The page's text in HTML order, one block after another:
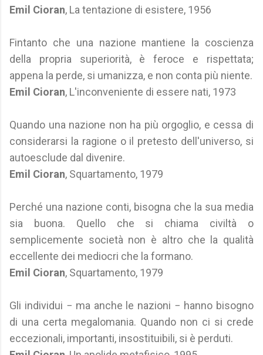
Emil Cioran, La tentazione di esistere, 1956
Fintanto che una nazione mantiene la coscienza
della propria superiorità, è feroce e rispettata;
appena la perde, si umanizza, e non conta più niente.
Emil Cioran, L'inconveniente di essere nati, 1973
Quando una nazione non ha più orgoglio, e cessa di
considerarsi la ragione o il pretesto dell'universo, si
autoesclude dal divenire.
Emil Cioran, Squartamento, 1979
Perché una nazione conti, bisogna che la sua media
sia buona. Quello che si chiama civiltà o
semplicemente società non è altro che la qualità
eccellente dei mediocri che la formano.
Emil Cioran, Squartamento, 1979
Gli individui − ma anche le nazioni − hanno bisogno
di una certa megalomania. Quando non ci si crede
eccezionali, importanti, insostituibili, si è perduti.